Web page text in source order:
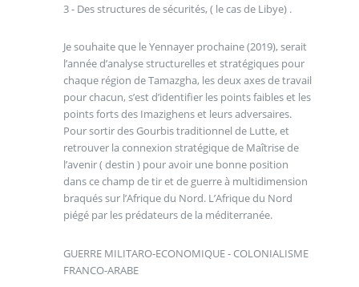
3 - Des structures de sécurités, ( le cas de Libye) .
Je souhaite que le Yennayer prochaine (2019), serait
l’année d’analyse structurelles et stratégiques pour
chaque région de Tamazgha, les deux axes de travail
pour chacun, s’est d’identifier les points faibles et les
points forts des Imazighens et leurs adversaires.
Pour sortir des Gourbis traditionnel de Lutte, et
retrouver la connexion stratégique de Maîtrise de
l’avenir ( destin ) pour avoir une bonne position
dans ce champ de tir et de guerre à multidimension
braqués sur l’Afrique du Nord. L’Afrique du Nord
piégé par les prédateurs de la méditerranée.
GUERRE MILITARO-ECONOMIQUE - COLONIALISME
FRANCO-ARABE